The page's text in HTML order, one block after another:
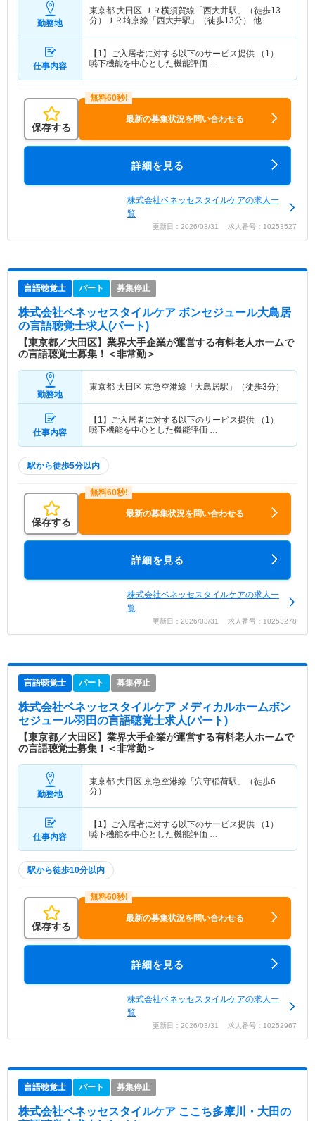
勤務地
東京都 大田区 ＪＲ横須賀線「西大井駅」（徒歩13
分）ＪＲ埼京線「西大井駅」（徒歩13分） 他
仕事内容
【1】ご入居者に対する以下のサービス提供 （1）
嚥下機能を中心とした機能評価 …
保存する
最新の募集状況を問い合わせる
詳細を見る
株式会社ベネッセスタイルケアの求人一
覧
更新日：2026/03/31 求人番号：10253527
言語聴覚士 パート 募集停止
株式会社ベネッセスタイルケア ボンセジュール大鳥居
の言語聴覚士求人(パート)
【東京都／大田区】業界大手企業が運営する有料老人ホームで
の言語聴覚士募集！＜非常勤＞
勤務地
東京都 大田区 京急空港線「大鳥居駅」（徒歩3分）
仕事内容
【1】ご入居者に対する以下のサービス提供 （1）
嚥下機能を中心とした機能評価 …
駅から徒歩5分以内
保存する
最新の募集状況を問い合わせる
詳細を見る
株式会社ベネッセスタイルケアの求人一
覧
更新日：2026/03/31 求人番号：10253278
言語聴覚士 パート 募集停止
株式会社ベネッセスタイルケア メディカルホームボン
セジュール羽田の言語聴覚士求人(パート)
【東京都／大田区】業界大手企業が運営する有料老人ホームで
の言語聴覚士募集！＜非常勤＞
勤務地
東京都 大田区 京急空港線「穴守稲荷駅」（徒歩6
分）
仕事内容
【1】ご入居者に対する以下のサービス提供 （1）
嚥下機能を中心とした機能評価 …
駅から徒歩10分以内
保存する
最新の募集状況を問い合わせる
詳細を見る
株式会社ベネッセスタイルケアの求人一
覧
更新日：2026/03/31 求人番号：10252967
言語聴覚士 パート 募集停止
株式会社ベネッセスタイルケア ここち多摩川・大田の